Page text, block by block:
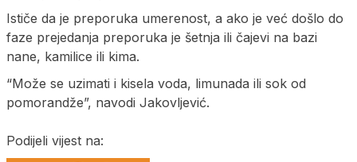
Ističe da je preporuka umerenost, a ako je već došlo do
faze prejedanja preporuka je šetnja ili čajevi na bazi
nane, kamilice ili kima.
“Može se uzimati i kisela voda, limunada ili sok od
pomorandže”, navodi Jakovljević.
Podijeli vijest na: